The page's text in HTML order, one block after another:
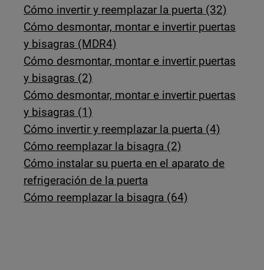
Cómo invertir y reemplazar la puerta (32)
Cómo desmontar, montar e invertir puertas
y bisagras (MDR4)
Cómo desmontar, montar e invertir puertas
y bisagras (2)
Cómo desmontar, montar e invertir puertas
y bisagras (1)
Cómo invertir y reemplazar la puerta (4)
Cómo reemplazar la bisagra (2)
Cómo instalar su puerta en el aparato de
refrigeración de la puerta
Cómo reemplazar la bisagra (64)